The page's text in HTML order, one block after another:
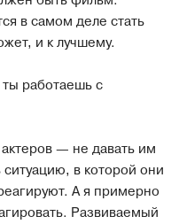
в самом деле стать
и к лучшему.
работаешь с
— не давать им
ситуацию, в которой они
А я примерно
Развиваемый